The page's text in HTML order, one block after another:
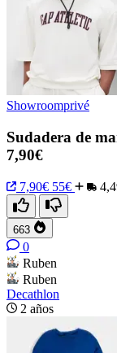
Showroomprivé
Sudadera de
7,90€
7,90€ 55€
663
0
Ruben
Ruben
Decathlon
2 años